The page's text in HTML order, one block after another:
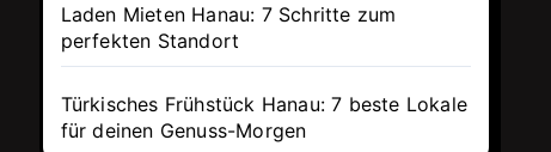
Laden Mieten Hanau: 7 Schritte zum
perfekten Standort
Türkisches Frühstück Hanau: 7 beste Lokale
für deinen Genuss-Morgen